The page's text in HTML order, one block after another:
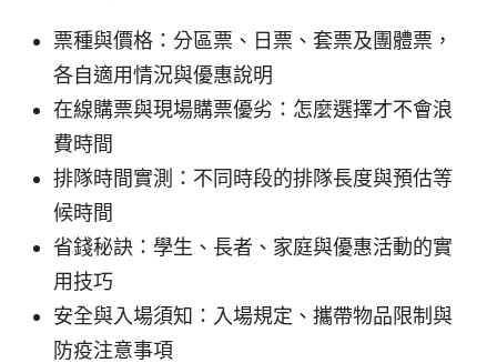
票種與價格：分區票、日票、套票及團體票，
各自適用情況與優惠說明
在線購票與現場購票優劣：怎麼選擇才不會浪
費時間
排隊時間實測：不同時段的排隊長度與預估等
候時間
省錢秘訣：學生、長者、家庭與優惠活動的實
用技巧
安全與入場須知：入場規定、攜帶物品限制與
防疫注意事項